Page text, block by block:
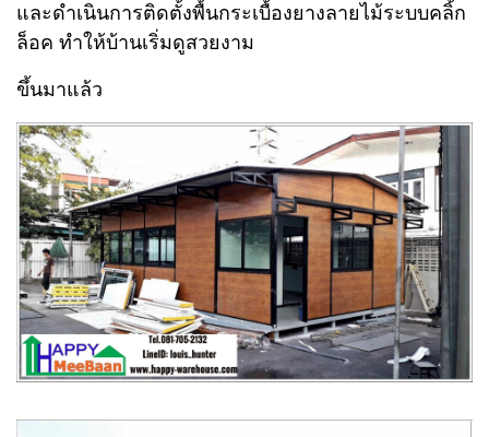
และดำเนินการติดตั้งพื้นกระเบื้องยางลายไม้ระบบคลิ้ก
ล็อค ทำให้บ้านเริ่มดูสวยงาม
ขึ้นมาแล้ว